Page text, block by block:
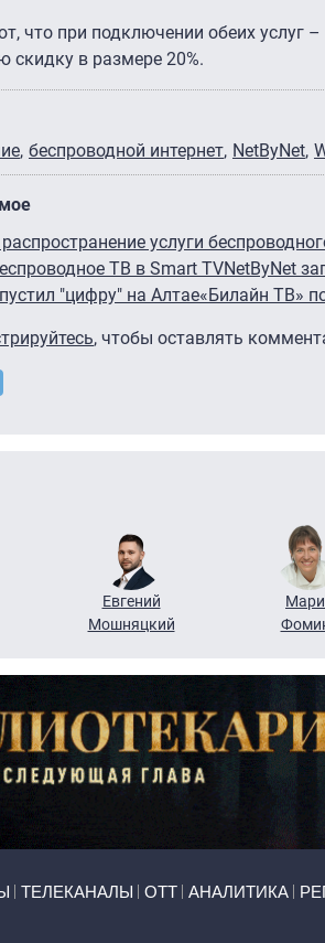
что при подключении обеих услуг –
скидку в размере 20%.
беспроводной интернет NetByNet
услуги
ТВ в Smart TVNetByNet
"цифру" на Алтае«Билайн ТВ»
, чтобы оставлять
Евгений
Мошняцкий
ТЕЛЕКАНАЛЫ ОТТ АНАЛИТИКА